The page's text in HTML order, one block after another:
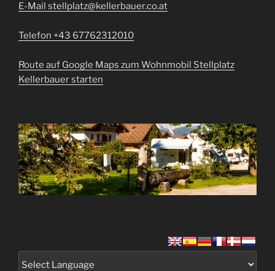
E-Mail stellplatz@kellerbauer.co.at
Telefon +43 67762312010
Route auf Google Maps zum Wohnmobil Stellplatz
Kellerbauer starten